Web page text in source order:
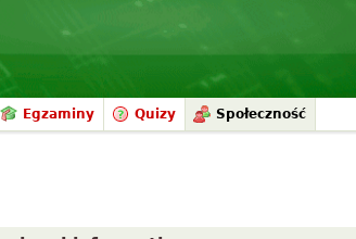
Egzaminy Quizy Społeczność